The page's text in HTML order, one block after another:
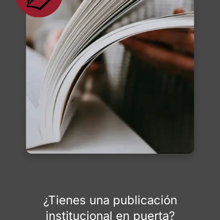
¿Tienes una publicación
institucional en puerta?